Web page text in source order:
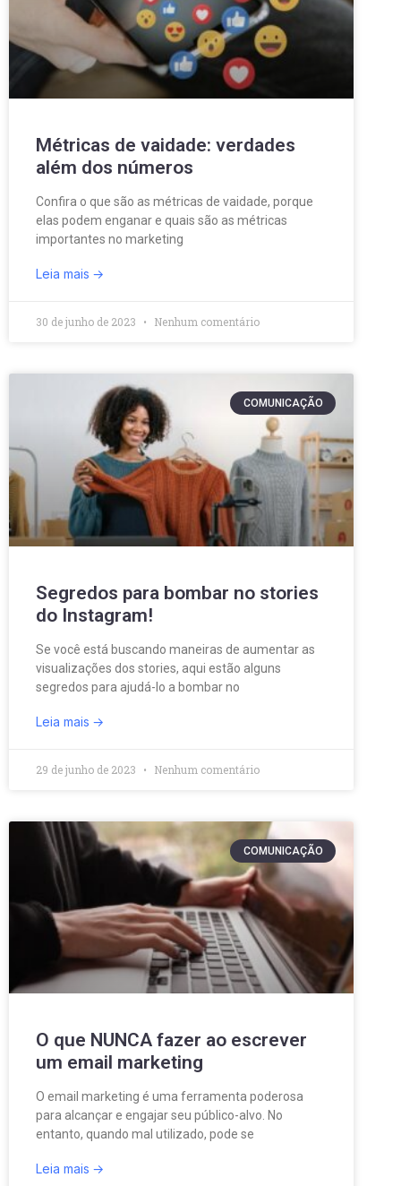
Métricas de vaidade: verdades
além dos números
Confira o que são as métricas de vaidade, porque
elas podem enganar e quais são as métricas
importantes no marketing
Leia mais
30 de junho de 2023 Nenhum comentário
COMUNICAÇÃO
Segredos para bombar no stories
do Instagram!
Se você está buscando maneiras de aumentar as
visualizações dos stories, aqui estão alguns
segredos para ajudá-lo a bombar no
Leia mais
29 de junho de 2023 Nenhum comentário
COMUNICAÇÃO
O que NUNCA fazer ao escrever
um email marketing
O email marketing é uma ferramenta poderosa
para alcançar e engajar seu público-alvo. No
entanto, quando mal utilizado, pode se
Leia mais